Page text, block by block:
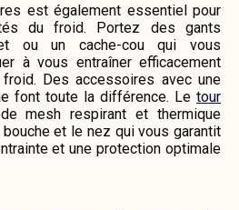
est également essentiel pour
du froid. Portez des gants
ou un cache-cou qui vous
à vous entraîner efficacement
Des accessoires avec une
font toute la différence. Le tour
mesh respirant et thermique
et le nez qui vous garantit
et une protection optimale